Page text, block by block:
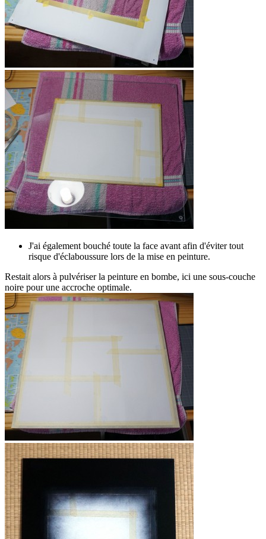
J'ai également bouché toute la face avant afin d'éviter tout
risque d'éclaboussure lors de la mise en peinture.
Restait alors à pulvériser la peinture en bombe, ici une sous-couche
noire pour une accroche optimale.